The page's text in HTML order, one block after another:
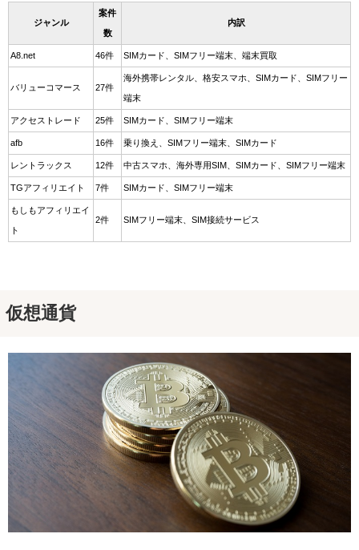
ジャンル
案件
数
内訳
A8.net 46件 SIMカード、SIMフリー端末、端末買取
バリューコマース 27件
海外携帯レンタル、格安スマホ、SIMカード、SIMフリー
端末
アクセストレード 25件 SIMカード、SIMフリー端末
afb 16件 乗り換え、SIMフリー端末、SIMカード
レントラックス 12件 中古スマホ、海外専用SIM、SIMカード、SIMフリー端末
TGアフィリエイト 7件 SIMカード、SIMフリー端末
もしもアフィリエイ
ト
2件 SIMフリー端末、SIM接続サービス
仮想通貨